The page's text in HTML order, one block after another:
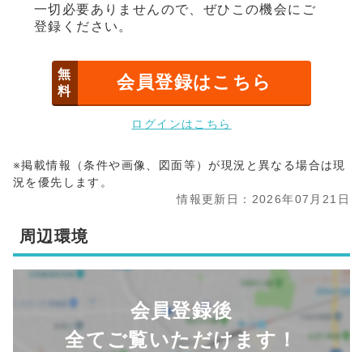
一切必要ありませんので、ぜひこの機会にご
登録ください。
無
料
会員登録はこちら
ログインはこちら
※掲載情報（条件や画像、図面等）が現況と異なる場合は現
況を優先します。
情報更新日：2026年07月21日
周辺環境
会員登録後
全てご覧いただけます！